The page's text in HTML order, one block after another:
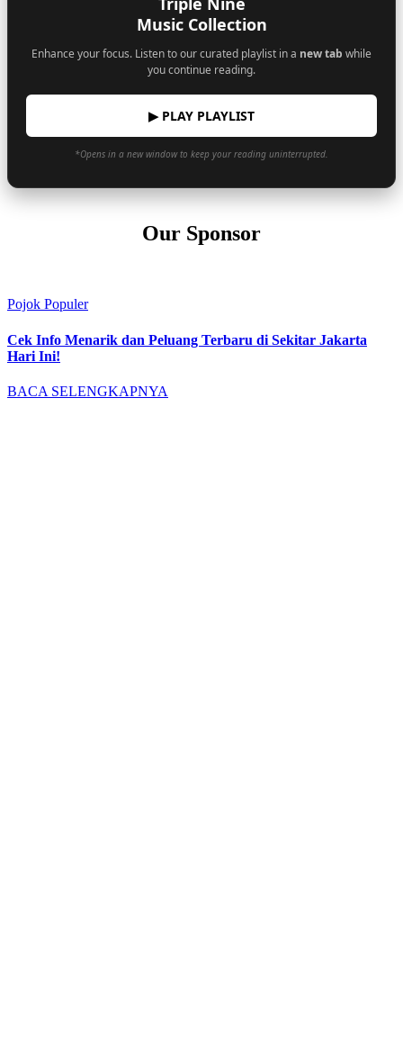
Music Collection
Enhance your focus. Listen to our curated playlist in a new tab while
you continue reading.
▶ PLAY PLAYLIST
*Opens in a new window to keep your reading uninterrupted.
Our Sponsor
Pojok Populer
Cek Info Menarik dan Peluang Terbaru di Sekitar Jakarta
Hari Ini!
BACA SELENGKAPNYA